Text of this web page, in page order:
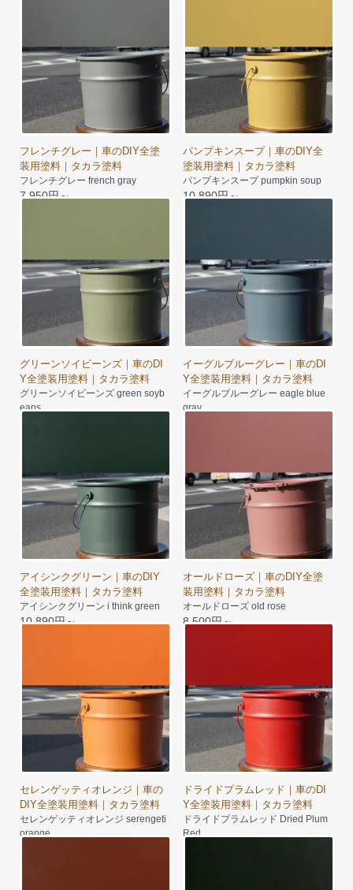
フレンチグレー｜車のDIY全塗
装用塗料｜タカラ塗料
フレンチグレー french gray
7,950円～
パンプキンスープ｜車のDIY全
塗装用塗料｜タカラ塗料
パンプキンスープ pumpkin soup
10,890円～
グリーンソイビーンズ｜車のDI
Y全塗装用塗料｜タカラ塗料
グリーンソイビーンズ green soyb
eans
イーグルブルーグレー｜車のDI
Y全塗装用塗料｜タカラ塗料
イーグルブルーグレー eagle blue
gray
アイシンクグリーン｜車のDIY
全塗装用塗料｜タカラ塗料
アイシンクグリーン i think green
10,890円～
オールドローズ｜車のDIY全塗
装用塗料｜タカラ塗料
オールドローズ old rose
8,500円～
セレンゲッティオレンジ｜車の
DIY全塗装用塗料｜タカラ塗料
セレンゲッティオレンジ serengeti
orange
ドライドプラムレッド｜車のDI
Y全塗装用塗料｜タカラ塗料
ドライドプラムレッド Dried Plum
Red